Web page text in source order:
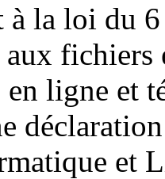
à la loi du
fichiers
ligne et
et